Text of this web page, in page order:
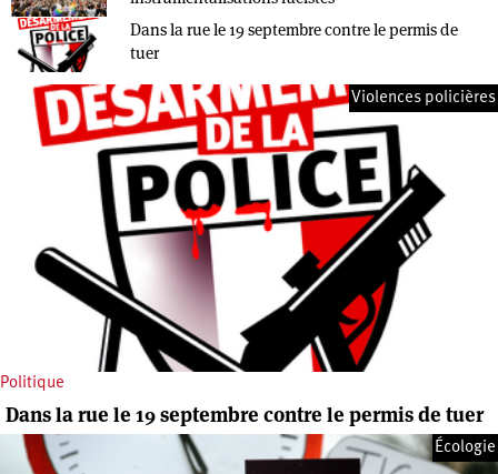
Dans la rue le 19 septembre contre le permis de
tuer
Politique
Violences policières
Dans la rue le 19 septembre contre le permis de tuer
Écologie